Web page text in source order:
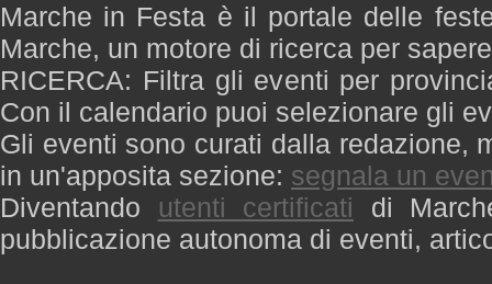
Marche in Festa è il portale delle
Marche, un motore di ricerca per
RICERCA: Filtra gli eventi per
Con il calendario puoi selezionare gli
Gli eventi sono curati dalla redazione,
in un'apposita sezione: segnala un
Diventando utenti certificati di
pubblicazione autonoma di eventi,